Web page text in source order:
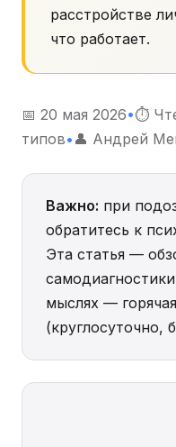
расстройстве
что работает.
📅 20 мая 2026•⏱
типов• 👤 Андрей
Важно: при
обратитесь к
Эта статья —
мыслях —
(круглосуточно,